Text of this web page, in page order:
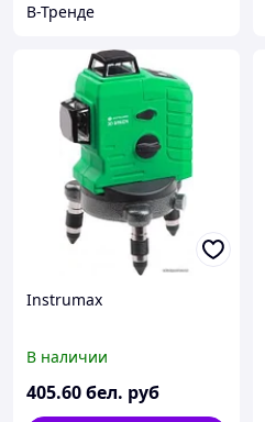
В-Тренде
Instrumax
В наличии
405.60бел. руб